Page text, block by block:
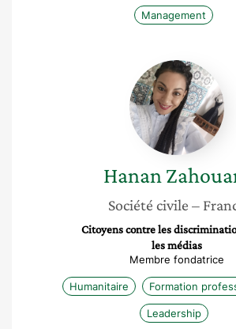
Management
Hanan
Zahouani
Hanan
Société civile –
Citoyens contre les
les médias
Membre fondatrice
Humanitaire Formation
Leadership